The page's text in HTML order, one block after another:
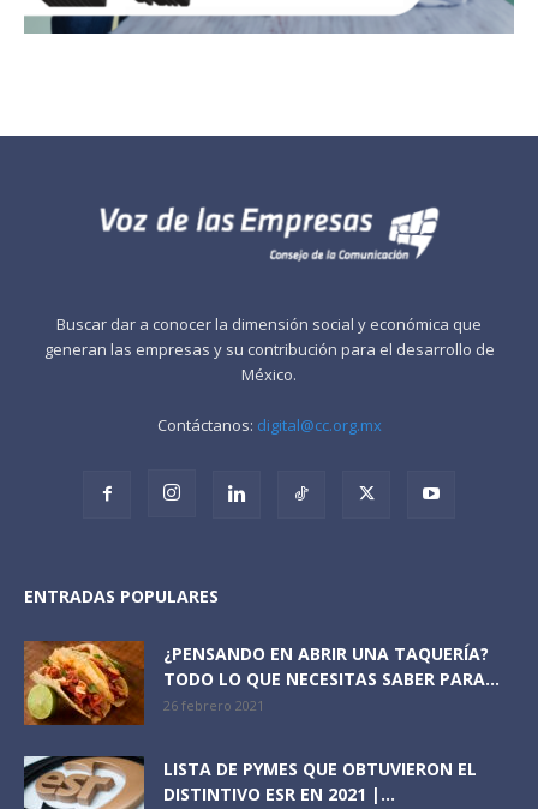
Buscar dar a conocer la dimensión social y económica que
generan las empresas y su contribución para el desarrollo de
México.
Contáctanos: digital@cc.org.mx
ENTRADAS POPULARES
¿PENSANDO EN ABRIR UNA TAQUERÍA?
TODO LO QUE NECESITAS SABER PARA...
26 febrero 2021
LISTA DE PYMES QUE OBTUVIERON EL
DISTINTIVO ESR EN 2021 |...